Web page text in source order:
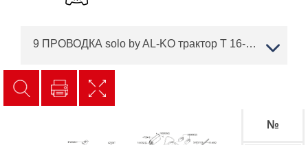
9 ПРОВОДКА solo by AL-KO трактор T 16-95.6 HD V2 Артикул: 127369 с 12/2015 по 03/2016 года
№